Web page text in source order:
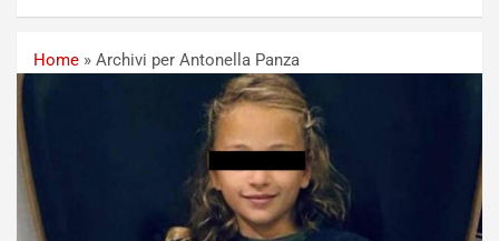
Home » Archivi per Antonella Panza